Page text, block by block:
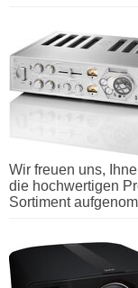
Wir freuen uns,
die hochwertigen
Sortiment